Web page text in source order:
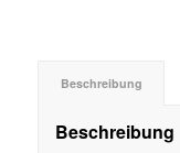
Beschreibung
Beschreibung